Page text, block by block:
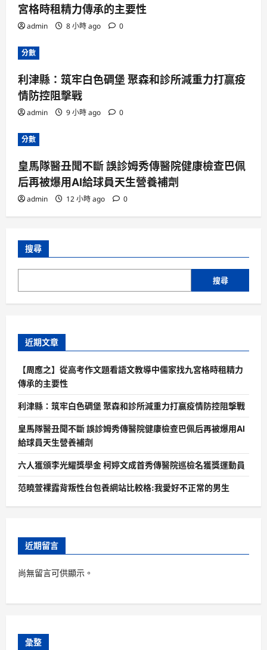
宮格時租精力傳承的主要性
admin 8 小時 ago 0
分數
利津縣：筑牢白色碉堡 聚森和診所減重力打贏疫
情防控阻擊戰
admin 9 小時 ago 0
分數
皇馬隊醫丑聞不斷 誤診姆秀傳醫院健康檢查巴佩
后再被爆用AI給球員天生營養補劑
admin 12 小時 ago 0
搜尋
搜尋
近期文章
【周應之】從高考作文題看語文教導中儒家找九宮格時租精力
傳承的主要性
利津縣：筑牢白色碉堡 聚森和診所減重力打贏疫情防控阻擊戰
皇馬隊醫丑聞不斷 誤診姆秀傳醫院健康檢查巴佩后再被爆用AI
給球員天生營養補劑
六人獲頒李光耀獎學金 柯婷文成首秀傳醫院巡檢名獲獎運動員
范曉萱裸露背叛性台包養網站比較格:我愛好不正常的男生
近期留言
尚無留言可供顯示。
彙整